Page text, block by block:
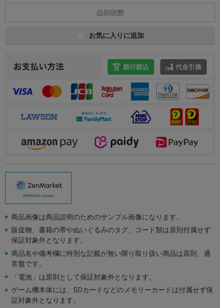
品切状態
お気に入りに追加
商品画像は商品説明のためのサンプル画像になります。
販促物、書籍の帯やぬいぐるみのタグ、コード類は原則付属せず
保証対象外となります。
商品名や備考欄に特別な記載が無い限り取り扱い商品は原則、通
常盤です。
「電池」は原則として保証対象外となります。
ゲーム機本体には、SDカードなどのメモリーカードは付属せず保
証対象外となります。